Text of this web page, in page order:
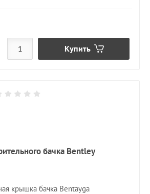
Купить
бачка Bentley
крышка бачка Bentayga